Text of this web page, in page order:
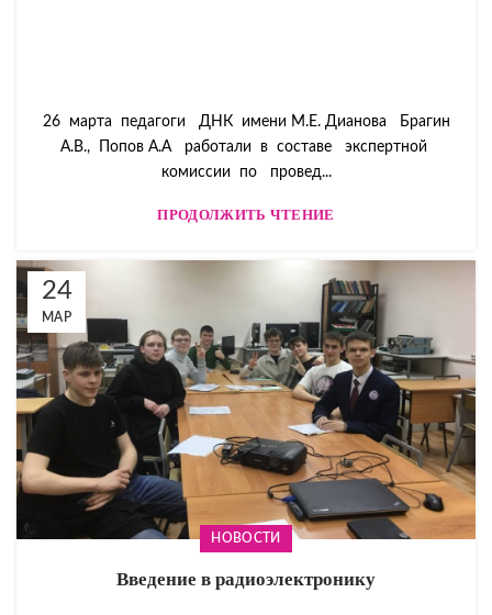
26 марта педагоги ДНК имени М.Е. Дианова Брагин
А.В., Попов А.А работали в составе экспертной
комиссии по провед...
ПРОДОЛЖИТЬ ЧТЕНИЕ
24
МАР
НОВОСТИ
Введение в радиоэлектронику